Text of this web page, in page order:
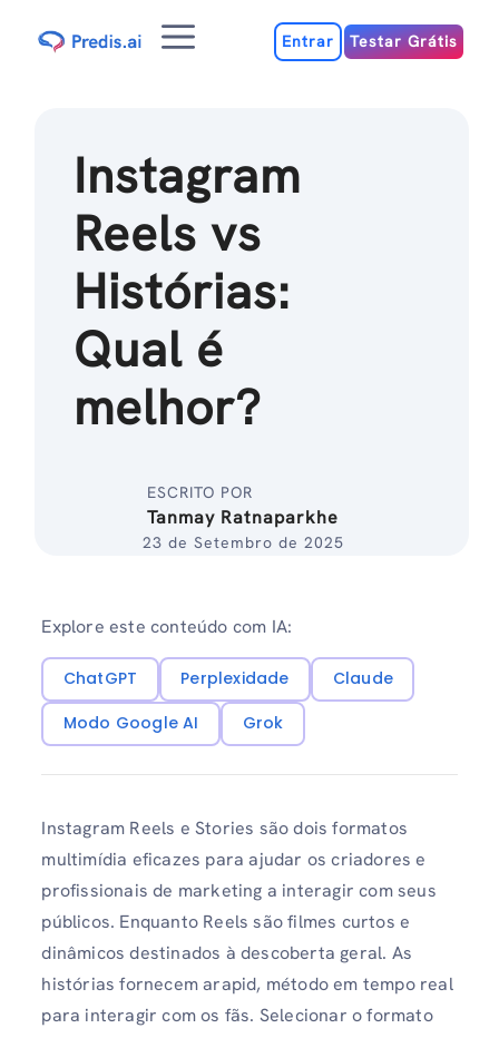
para
MenuEntrar Testar Grátis
Instagram
Reels vs
Histórias:
Qual é
melhor?
ESCRITO POR
Tanmay Ratnaparkhe
23 de Setembro de 2025
Explore este conteúdo com IA:
ChatGPT Perplexidade
Claude
Modo Google AI
Grok
Instagram Reels e Stories são dois formatos
multimídia eficazes para ajudar os criadores e
profissionais de marketing a interagir com seus
públicos. Enquanto Reels são filmes curtos e
dinâmicos destinados à descoberta geral. As
histórias fornecem arapid, método em tempo real
para interagir com os fãs. Selecionar o formato